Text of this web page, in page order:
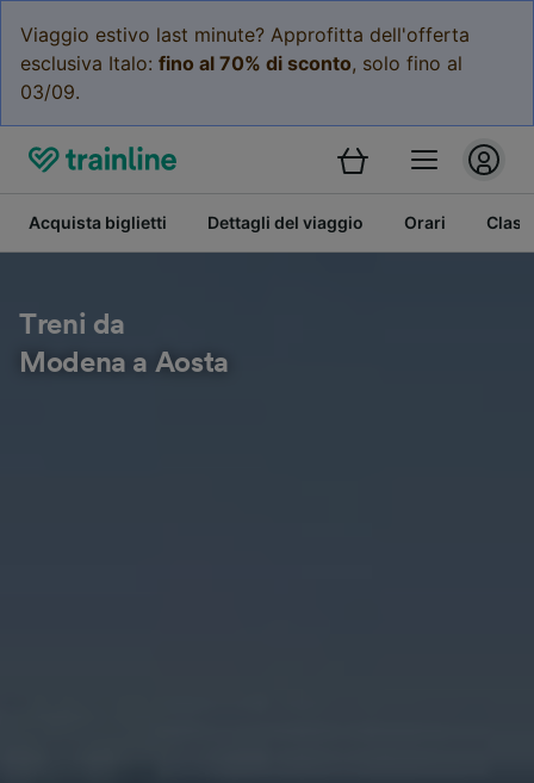
Viaggio estivo last minute? Approfitta dell'offerta
esclusiva Italo: fino al 70% di sconto, solo fino al
03/09.
Acquista biglietti Dettagli del viaggio Orari
Treni da
Modena a Aosta